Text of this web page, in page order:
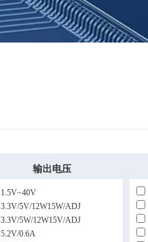
输出电压
1.5V~40V
3.3V/5V/12W15W/ADJ
3.3V/5W/12W15V/ADJ
5.2V/0.6A